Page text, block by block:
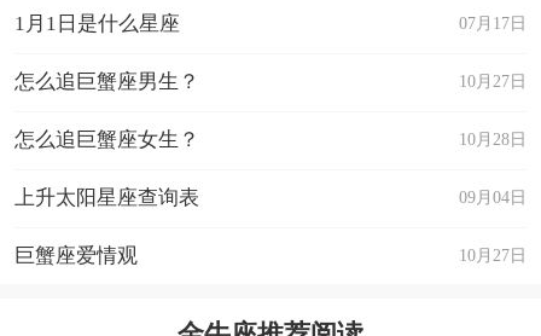
07月17日
1月1日是什么星座
10月27日
怎么追巨蟹座男生？
10月28日
怎么追巨蟹座女生？
09月04日
上升太阳星座查询表
10月27日
巨蟹座爱情观